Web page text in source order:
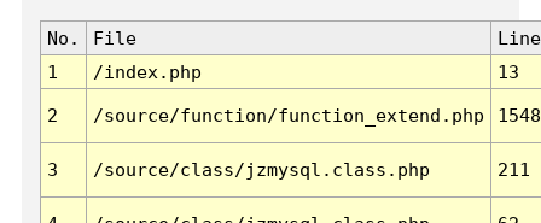
No. File
Line
1
/index.php 13
2 /source/function/function_extend.php 1548
3 /source/class/jzmysql.class.php 211